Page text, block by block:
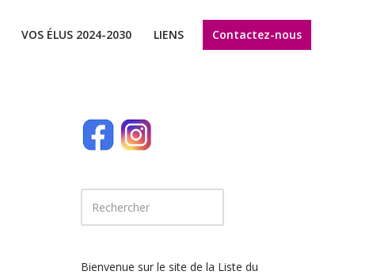
VOS ÉLUS 2024-2030 LIENS Contactez-nous
Bienvenue sur le site de la Liste du